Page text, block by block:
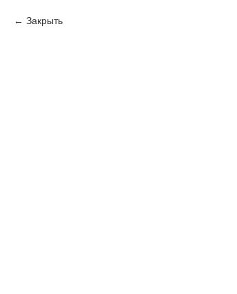
Закрыть